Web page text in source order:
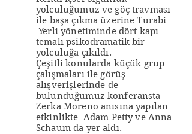
yolculuğumuz ve göç travması
ile başa çıkma üzerine Turabi
Yerli yönetiminde dört kapı
temalı psikodramatik bir
yolculuğa çıkıldı.
Çeşitli konularda küçük grup
çalışmaları ile görüş
alışverişlerinde de
bulunduğumuz konferansta
Zerka Moreno anısına yapılan
etkinlikte Adam Petty ve Anna
Schaum da yer aldı.